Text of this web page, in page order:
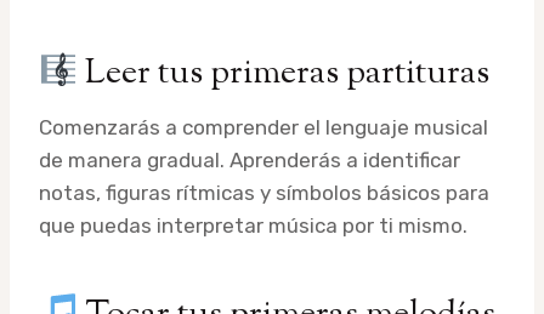
Leer tus primeras partituras
Comenzarás a comprender el lenguaje musical
de manera gradual. Aprenderás a identificar
notas, figuras rítmicas y símbolos básicos para
que puedas interpretar música por ti mismo.